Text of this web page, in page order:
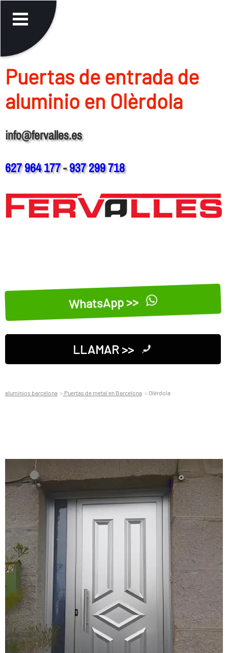
Puertas de entrada de
aluminio en Olèrdola
info@fervalles.es
627 964 177-937 299 718
WhatsApp >>
LLAMAR >>
aluminios barcelona Puertas de metal en Barcelona Olèrdola